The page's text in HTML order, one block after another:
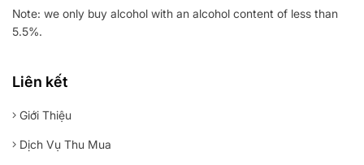
Note: we only buy alcohol with an alcohol content of less than
5.5%.
Liên kết
Giới Thiệu
Dịch Vụ Thu Mua